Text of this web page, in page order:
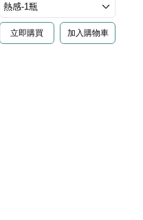
立即購買 加入購物車